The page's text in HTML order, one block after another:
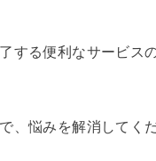
する便利なサービス
、悩みを解消してく